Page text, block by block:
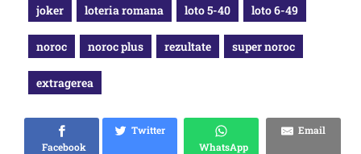
joker loteria romana loto 5-40 loto 6-49
noroc noroc plus rezultate super noroc
extragerea
Facebook
Twitter
WhatsApp
Email